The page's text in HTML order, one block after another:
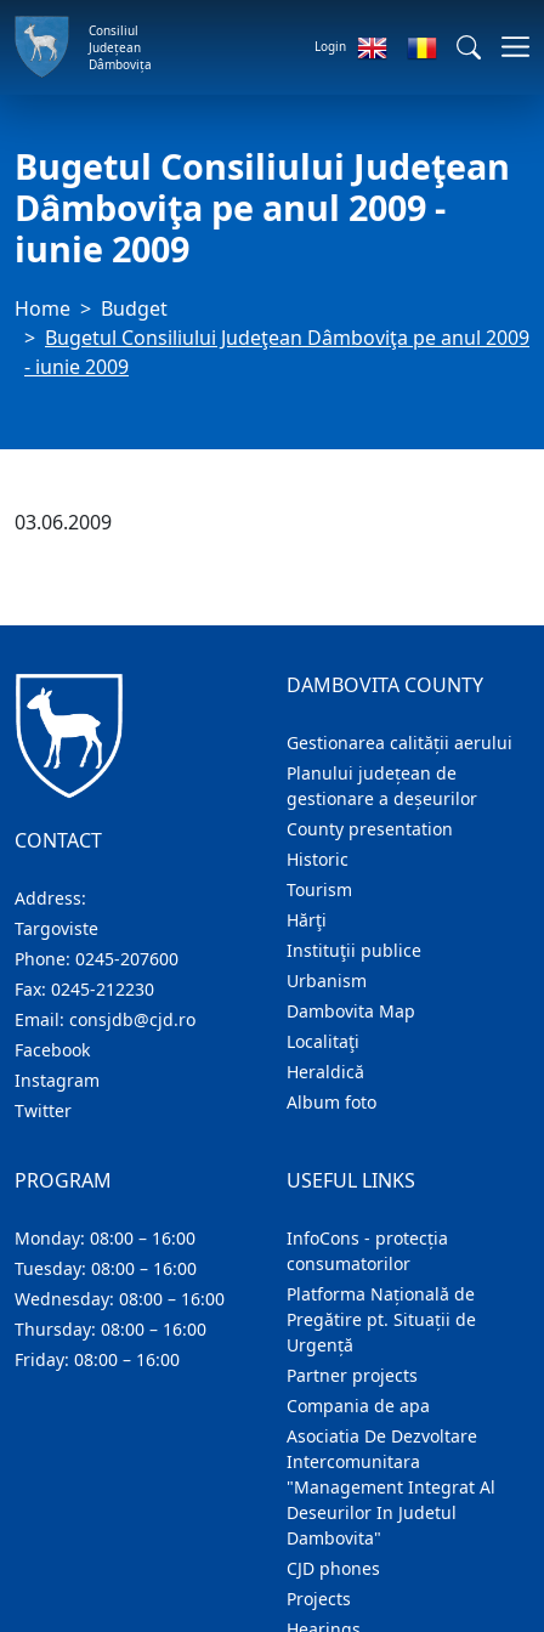
Consiliul
Județean
Dâmbovița
Login
Bugetul Consiliului Judeţean
Dâmboviţa pe anul 2009 -
iunie 2009
Home
Budget
Bugetul Consiliului Judeţean Dâmboviţa pe anul 2009
- iunie 2009
03.06.2009
CONTACT
Address:
Targoviste
Phone: 0245-207600
Fax: 0245-212230
Email: consjdb@cjd.ro
Facebook
Instagram
Twitter
DAMBOVITA COUNTY
Gestionarea calității aerului
Planului județean de
gestionare a deșeurilor
County presentation
Historic
Tourism
Hărţi
Instituţii publice
Urbanism
Dambovita Map
Localitaţi
Heraldică
Album foto
USEFUL LINKS
InfoCons - protecția
consumatorilor
Platforma Națională de
Pregătire pt. Situații de
Urgență
Partner projects
Compania de apa
Asociatia De Dezvoltare
Intercomunitara
"Management Integrat Al
Deseurilor In Judetul
Dambovita"
CJD phones
Projects
PROGRAM
Monday: 08:00 – 16:00
Tuesday: 08:00 – 16:00
Wednesday: 08:00 – 16:00
Thursday: 08:00 – 16:00
Friday: 08:00 – 16:00